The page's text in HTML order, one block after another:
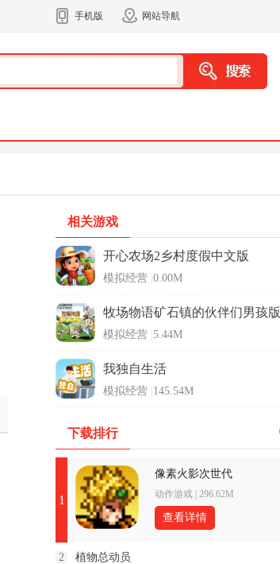
手机版 网站导航
相关游戏
开心农场2乡村度假中文版
模拟经营 0.00M
牧场物语矿石镇的伙伴们男孩版
模拟经营 5.44M
我独自生活
模拟经营 145.54M
下载排行
1
像素火影次世代
动作游戏 296.62M
查看详情
2 植物总动员